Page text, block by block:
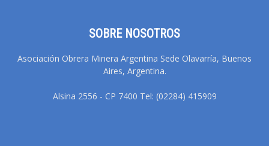
SOBRE NOSOTROS
Asociación Obrera Minera Argentina Sede Olavarría, Buenos
Aires, Argentina.
Alsina 2556 - CP 7400 Tel: (02284) 415909